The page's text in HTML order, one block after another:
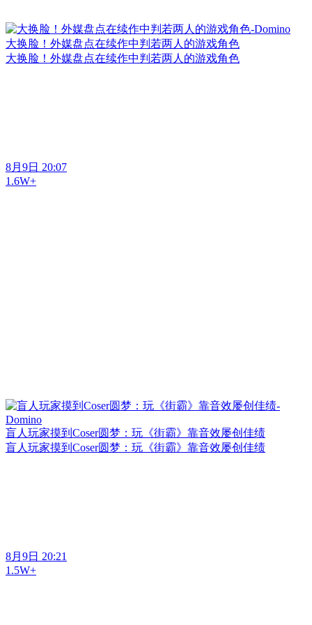
大换脸！外媒盘点在续作中判若两人的游戏角色
大换脸！外媒盘点在续作中判若两人的游戏角色
8月9日 20:07
1.6W+
盲人玩家摸到Coser圆梦：玩《街霸》靠音效屡创佳绩
盲人玩家摸到Coser圆梦：玩《街霸》靠音效屡创佳绩
8月9日 20:21
1.5W+